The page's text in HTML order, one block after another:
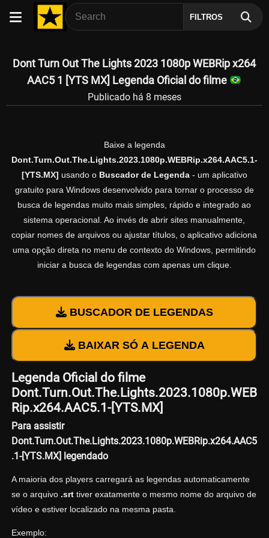
FILTROS
Dont Turn Out The Lights 2023 1080p WEBRip x264
AAC5 1 [YTS MX] Legenda Oficial do filme
Publicado há 8 meses
Baixe a legenda
Dont.Turn.Out.The.Lights.2023.1080p.WEBRip.x264.AAC5.1-
[YTS.MX] usando o Buscador de Legenda- um aplicativo
gratuito para Windows desenvolvido para tornar o processo de
busca de legendas muito mais simples, rápido e integrado ao
sistema operacional. Ao invés de abrir sites manualmente,
copiar nomes de arquivos ou ajustar títulos, o aplicativo adiciona
uma opção direta no menu de contexto do Windows, permitindo
iniciar a busca de legendas com apenas um clique.
BUSCADOR DE LEGENDAS
BAIXAR SÓ A LEGENDA
Legenda Oficial do filme
Dont.Turn.Out.The.Lights.2023.1080p.WEB
Rip.x264.AAC5.1-[YTS.MX]
Para assistir
Dont.Turn.Out.The.Lights.2023.1080p.WEBRip.x264.AAC5
.1-[YTS.MX] legendado
A maioria dos players carregará as legendas automaticamente
se o arquivo .srttiver exatamente o mesmo nome do arquivo de
vídeo e estiver localizado na mesma pasta.
Exemplo: